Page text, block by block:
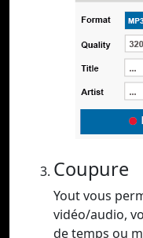
Coupure
Yout vous
vidéo/audio,
de temps ou